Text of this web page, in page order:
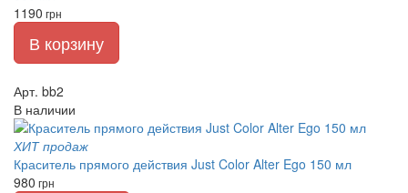
1190 грн
В корзину
Арт. bb2
В наличии
ХИТ продаж
Краситель прямого действия Just Color Alter Ego 150 мл
980 грн